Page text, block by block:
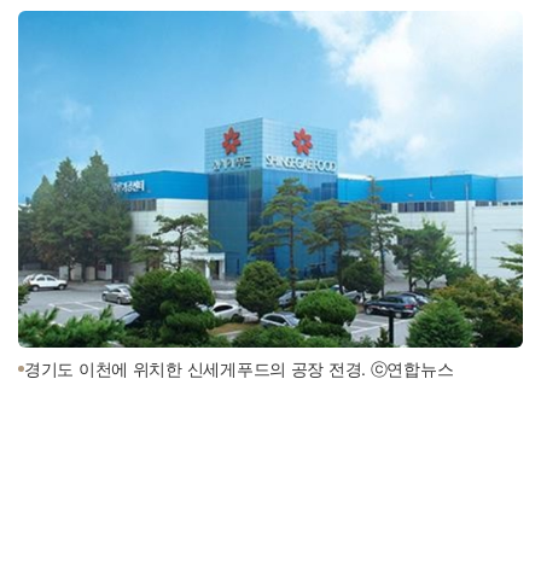
경기도 이천에 위치한 신세게푸드의 공장 전경. ⓒ연합뉴스